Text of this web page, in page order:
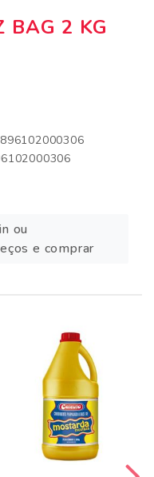
BAG 2 KG
ou
e comprar